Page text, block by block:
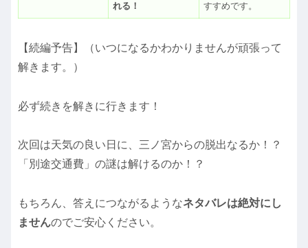
れる！
すすめです。
【続編予告】（いつになるかわかりませんが頑張って
解きます。）
必ず続きを解きに行きます！
次回は天気の良い日に、三ノ宮からの脱出なるか！？
「別途交通費」の謎は解けるのか！？
もちろん、答えにつながるようなネタバレは絶対にし
ませんのでご安心ください。